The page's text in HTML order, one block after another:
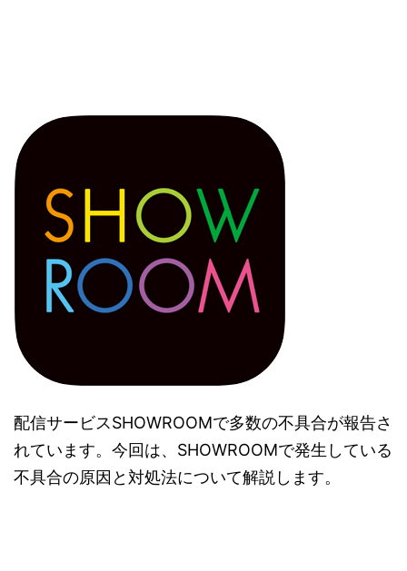
配信サービスSHOWROOMで多数の不具合が報告さ
れています。今回は、SHOWROOMで発生している
不具合の原因と対処法について解説します。